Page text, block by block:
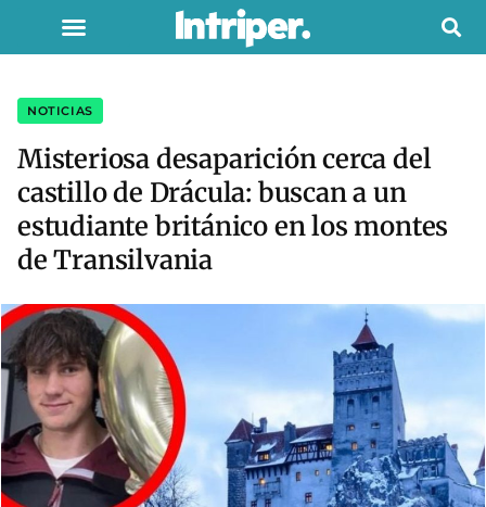
NOTICIAS
Misteriosa desaparición cerca del
castillo de Drácula: buscan a un
estudiante británico en los montes
de Transilvania